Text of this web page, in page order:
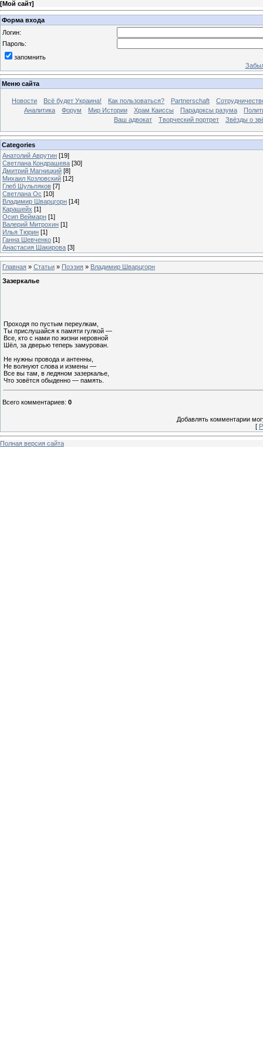
[Мой сайт]
Форма входа
Логин:
Пароль:
запомнить
Меню сайта
Новости Всё будет Украина! Как пользоваться? Partnerschaft
Аналитика
Форум Мир Истории Храм Каиссы Парадоксы разума
Ваш адвокат
Творческий портрет Звёзды о
Categories
Анатолий Аврутин [19]
Светлана Кондрашева [30]
Дмитрий Магницкий [8]
Михаил Козловский [12]
Глеб Шульпяков [7]
Светлана Ос [10]
Владимир Шварцгорн [14]
Карашейх [1]
Осип Веймарн [1]
Валерий Митрохин [1]
Илья Тюрин [1]
Ганна Шевченко [1]
Анастасия Шакирова [3]
Главная » Статьи » Поэзия » Владимир Шварцгорн
Зазеркалье
Проходя по пустым переулкам,
Ты прислушайся к памяти гулкой —
Все, кто с нами по жизни неровной
Шёл, за дверью теперь замурован.
Не нужны провода и антенны,
Не волнуют слова и измены —
Все вы там, в ледяном зазеркалье,
Что зовётся обыденно — память.
Всего комментариев: 0
Добавлять комментарии
[
Полная версия сайта